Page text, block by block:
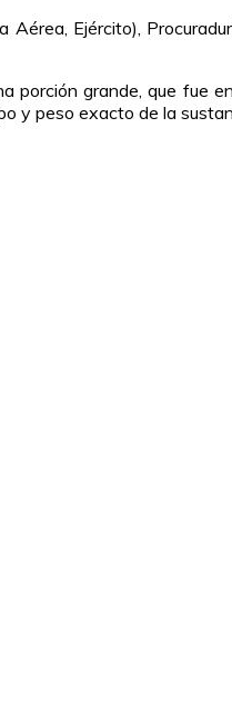
Ejército),
grande, que fue
y peso exacto de la